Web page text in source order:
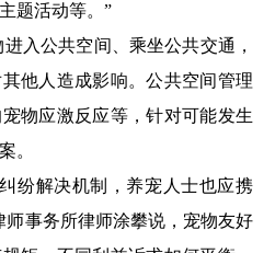
题活动等。”
入公共空间、乘坐公共交通，
他人造成影响。公共空间管理
物应激反应等，针对可能发生
。
纷解决机制，养宠人士也应携
师事务所律师涂攀说，宠物友好